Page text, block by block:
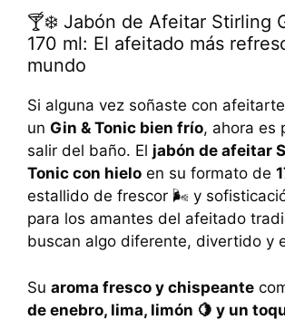
🍸❄️ Jabón de Afeitar Stirling
170 ml: El afeitado más
mundo
Si alguna vez soñaste con
un Gin & Tonic bien frío, ahora es
salir del baño. El jabón de afeitar
Tonic con hielo en su formato de
estallido de frescor 🌬️ y
para los amantes del afeitado
buscan algo diferente, divertido y
Su aroma fresco y chispeante
de enebro, lima, limón 🍋 y un